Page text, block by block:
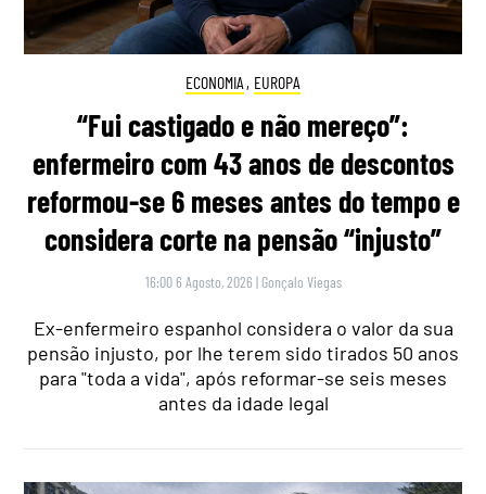
ECONOMIA , EUROPA
“Fui castigado e não mereço”:
enfermeiro com 43 anos de descontos
reformou-se 6 meses antes do tempo e
considera corte na pensão “injusto”
16:00 6 Agosto, 2026 | Gonçalo Viegas
Ex-enfermeiro espanhol considera o valor da sua
pensão injusto, por lhe terem sido tirados 50 anos
para "toda a vida", após reformar-se seis meses
antes da idade legal